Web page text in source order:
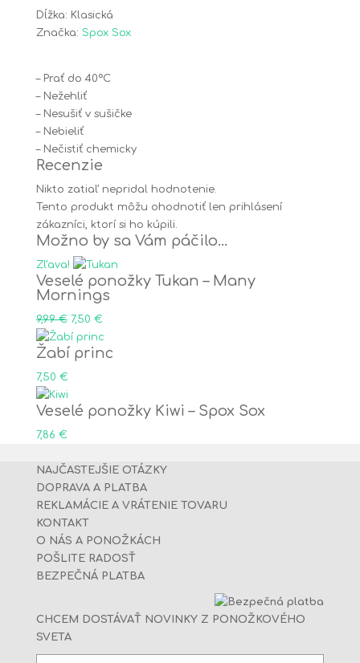
Dĺžka: Klasická
Značka: Spox Sox
– Prať do 40°C
– Nežehliť
– Nesušiť v sušičke
– Nebieliť
– Nečistiť chemicky
Recenzie
Nikto zatiaľ nepridal hodnotenie.
Tento produkt môžu ohodnotiť len prihlásení
zákazníci, ktorí si ho kúpili.
Možno by sa Vám páčilo…
Zľava!
Veselé ponožky Tukan – Many
Mornings
9,99€ Original
price
was:
7,50 €Current
price
is:
Žabí princ
7,50 €
Veselé ponožky Kiwi – Spox Sox
7,86 €
NAJČASTEJŠIE OTÁZKY
DOPRAVA A PLATBA
REKLAMÁCIE A VRÁTENIE TOVARU
KONTAKT
O NÁS A PONOŽKÁCH
POŠLITE RADOSŤ
BEZPEČNÁ PLATBA
CHCEM DOSTÁVAŤ NOVINKY Z PONOŽKOVÉHO
SVETA